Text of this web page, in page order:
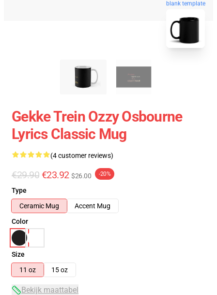
blank template
Gekke Trein Ozzy Osbourne
Lyrics Classic Mug
(4 customer reviews)
€29.90 €23.92 $26.00 -20%
Type
Ceramic Mug
Accent Mug
Color
Size
11 oz
15 oz
Bekijk maattabel